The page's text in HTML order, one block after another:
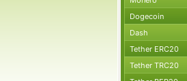
Dogecoin
Dash
Tether ERC20
Tether TRC20